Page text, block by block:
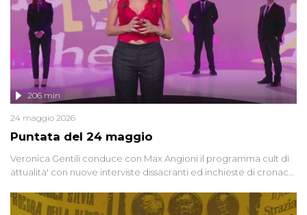
Puntata del 24 maggio
206 min
24 maggio 2026
Veronica Gentili conduce con Max Angioni il programma cult di
attualita' con nuove interviste dissacranti ed inchieste di cronaca